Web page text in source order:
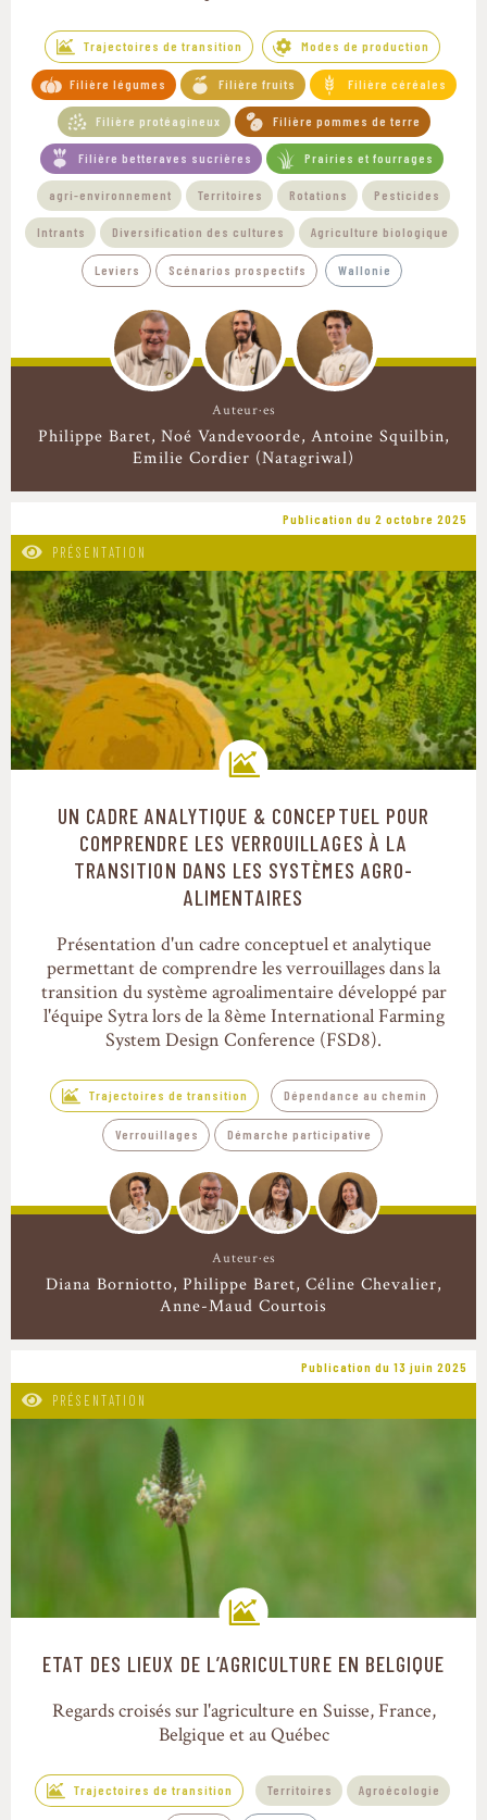
Trajectoires de transition Modes de production
Filière légumes Filière fruits Filière céréales
Filière protéagineux Filière pommes de terre
Filière betteraves sucrières Prairies et fourrages
agri-environnement Territoires Rotations Pesticides
Intrants Diversification des cultures Agriculture biologique
Leviers Scénarios prospectifs Wallonie
Auteur·es
Philippe Baret Noé Vandevoorde Antoine Squilbin
Emilie Cordier (Natagriwal)
Publication du 2 octobre 2025
PRÉSENTATION
Trajectoires de transition
UN CADRE ANALYTIQUE & CONCEPTUEL POUR
COMPRENDRE LES VERROUILLAGES À LA
TRANSITION DANS LES SYSTÈMES AGRO-
ALIMENTAIRES
Présentation d'un cadre conceptuel et analytique
permettant de comprendre les verrouillages dans la
transition du système agroalimentaire développé par
l'équipe Sytra lors de la 8ème International Farming
System Design Conference (FSD8).
Trajectoires de transition Dépendance au chemin
Verrouillages Démarche participative
Auteur·es
Diana Borniotto Philippe Baret Céline Chevalier
Anne-Maud Courtois
Publication du 13 juin 2025
PRÉSENTATION
ETAT DES LIEUX DE L’AGRICULTURE EN BELGIQUE
Regards croisés sur l'agriculture en Suisse, France,
Belgique et au Québec
Trajectoires de transition Territoires Agroécologie